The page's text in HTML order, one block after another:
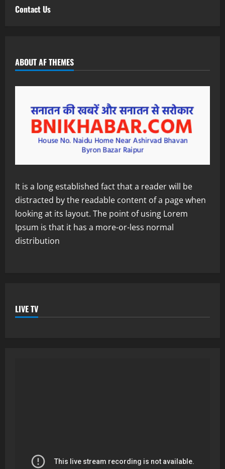
Contact Us
ABOUT AF THEMES
It is a long established fact that a reader will be
distracted by the readable content of a page when
looking at its layout. The point of using Lorem
Ipsum is that it has a more-or-less normal
distribution
LIVE TV